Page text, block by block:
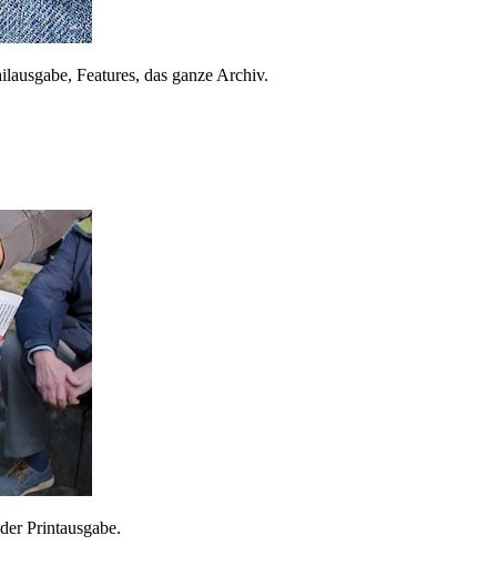
Features, das ganze Archiv.
Printausgabe.